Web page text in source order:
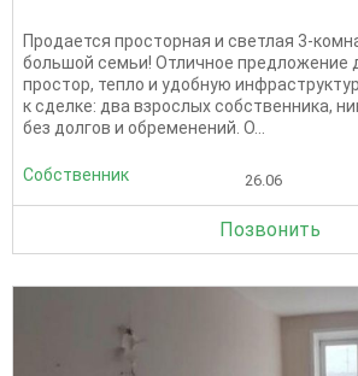
Продается просторная и светлая 3-
большой семьи! Отличное предложение
простор, тепло и удобную
к сделке: два взрослых собственника,
без долгов и обременений. О...
Собственник 26.06
Позвонить